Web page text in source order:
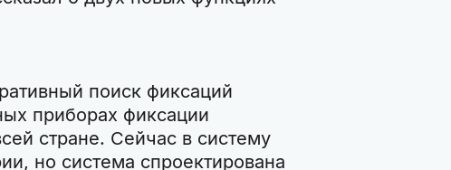
поиск фиксаций
приборах фиксации
стране. Сейчас в систему
но система спроектирована